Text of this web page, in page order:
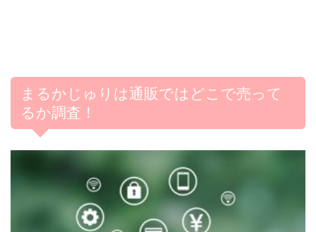
まるかじゅりは通販ではどこで売って
るか調査！